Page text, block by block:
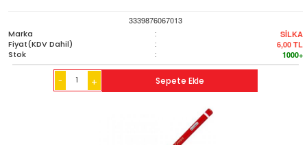
3339876067013
Marka
: SİLKA
Fiyat(KDV Dahil) : 6,00 TL
Stok : 1000+
- + Sepete Ekle